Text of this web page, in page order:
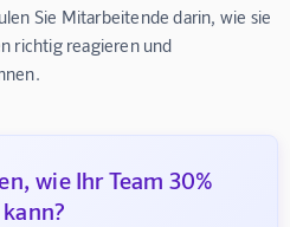
Sie Mitarbeitende darin, wie sie
richtig reagieren und
wie Ihr Team 30%